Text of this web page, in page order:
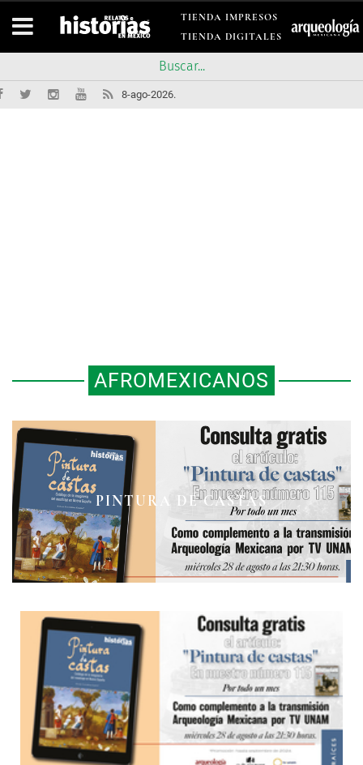
TIENDA IMPRESOS
TIENDA DIGITALES
8-ago-2026.
AFROMEXICANOS
PINTURA DE CASTAS